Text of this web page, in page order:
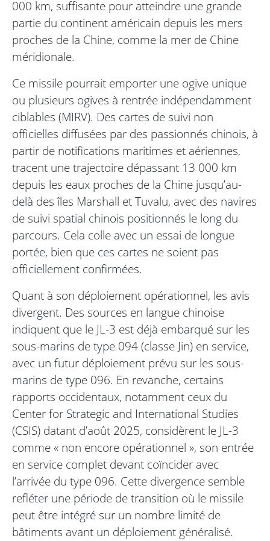
000 km, suffisante pour atteindre une grande
partie du continent américain depuis les mers
proches de la Chine, comme la mer de Chine
méridionale.
Ce missile pourrait emporter une ogive unique
ou plusieurs ogives à rentrée indépendamment
ciblables (MIRV). Des cartes de suivi non
officielles diffusées par des passionnés chinois, à
partir de notifications maritimes et aériennes,
tracent une trajectoire dépassant 13 000 km
depuis les eaux proches de la Chine jusqu’au-
delà des îles Marshall et Tuvalu, avec des navires
de suivi spatial chinois positionnés le long du
parcours. Cela colle avec un essai de longue
portée, bien que ces cartes ne soient pas
officiellement confirmées.
Quant à son déploiement opérationnel, les avis
divergent. Des sources en langue chinoise
indiquent que le JL-3 est déjà embarqué sur les
sous-marins de type 094 (classe Jin) en service,
avec un futur déploiement prévu sur les sous-
marins de type 096. En revanche, certains
rapports occidentaux, notamment ceux du
Center for Strategic and International Studies
(CSIS) datant d’août 2025, considèrent le JL-3
comme « non encore opérationnel », son entrée
en service complet devant coïncider avec
l’arrivée du type 096. Cette divergence semble
refléter une période de transition où le missile
peut être intégré sur un nombre limité de
bâtiments avant un déploiement généralisé.